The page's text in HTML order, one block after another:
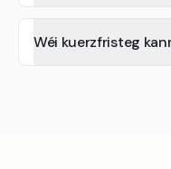
Wéi kuerzfristeg